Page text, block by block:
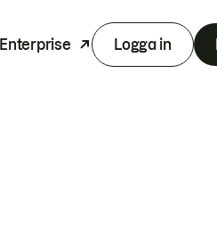
Enterprise Logga in